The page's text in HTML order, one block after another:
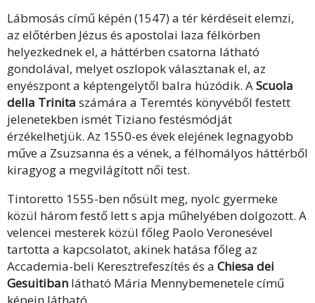
Lábmosás című képén (1547) a tér kérdéseit elemzi,
az előtérben Jézus és apostolai laza félkörben
helyezkednek el, a háttérben csatorna látható
gondolával, melyet oszlopok választanak el, az
enyészpont a képtengelytől balra húzódik. AScuola
della Trinita számára a Teremtés könyvéből festett
jelenetekben ismét Tiziano festésmódját
érzékelhetjük. Az 1550-es évek elejének legnagyobb
műve a Zsuzsanna és a vének, a félhomályos háttérből
kiragyog a megvilágított női test.
Tintoretto 1555-ben nősült meg, nyolc gyermeke
közül három festő lett s apja műhelyében dolgozott. A
velencei mesterek közül főleg Paolo Veronesével
tartotta a kapcsolatot, akinek hatása főleg az
Accademia-beli Keresztrefeszítés és a Chiesa dei
Gesuitiban látható Mária Mennybemenetele című